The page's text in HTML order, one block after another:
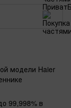
модели Haier
99,998% в